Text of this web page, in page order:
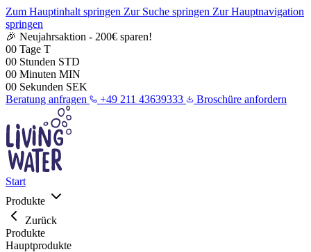
Zum Hauptinhalt springen Zur Suche springen Zur Hauptnavigation
springen
🎉 Neujahrsaktion - 200€ sparen!
00 Tage T
00 Stunden STD
00 Minuten MIN
00 Sekunden SEK
Beratung anfragen
+49 211 43639333 Broschüre anfordern
Start
Produkte
Zurück
Produkte
Hauptprodukte